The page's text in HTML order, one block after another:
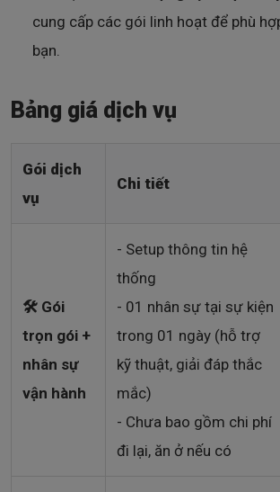
cung cấp các gói linh hoạt để phù
bạn.
Bảng giá dịch vụ
Gói dịch
vụ
Chi tiết
🛠️ Gói
trọn gói +
nhân sự
vận hành
- Setup thông tin hệ
thống
- 01 nhân sự tại sự kiện
trong 01 ngày (hỗ trợ
kỹ thuật, giải đáp thắc
mắc)
- Chưa bao gồm chi phí
đi lại, ăn ở nếu có